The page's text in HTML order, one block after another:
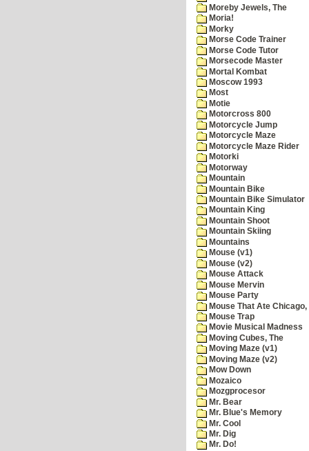
Moreby Jewels, The
Moria!
Morky
Morse Code Trainer
Morse Code Tutor
Morsecode Master
Mortal Kombat
Moscow 1993
Most
Motie
Motorcross 800
Motorcycle Jump
Motorcycle Maze
Motorcycle Maze Rider
Motorki
Motorway
Mountain
Mountain Bike
Mountain Bike Simulator
Mountain King
Mountain Shoot
Mountain Skiing
Mountains
Mouse (v1)
Mouse (v2)
Mouse Attack
Mouse Mervin
Mouse Party
Mouse That Ate Chicago,
Mouse Trap
Movie Musical Madness
Moving Cubes, The
Moving Maze (v1)
Moving Maze (v2)
Mow Down
Mozaico
Mozgprocesor
Mr. Bear
Mr. Blue's Memory
Mr. Cool
Mr. Dig
Mr. Do!